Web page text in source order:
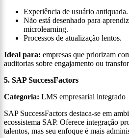
Experiência de usuário antiquada.
Não está desenhado para
microlearning.
Processos de atualização lentos.
Ideal para: empresas que priorizam
auditorias sobre engajamento ou
5. SAP SuccessFactors
Categoria: LMS empresarial integrado
SAP SuccessFactors destaca-se em
ecossistema SAP. Oferece integração
talentos, mas seu enfoque é mais